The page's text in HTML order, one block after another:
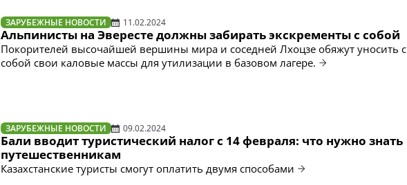
ЗАРУБЕЖНЫЕ НОВОСТИ 11.02.2024
Альпинисты на Эвересте должны забирать экскременты с собой
Покорителей высочайшей вершины мира и соседней Лхоцзе обяжут уносить с
собой свои каловые массы для утилизации в базовом лагере.
ЗАРУБЕЖНЫЕ НОВОСТИ 09.02.2024
Бали вводит туристический налог с 14 февраля: что нужно знать
путешественникам
Казахстанские туристы смогут оплатить двумя способами